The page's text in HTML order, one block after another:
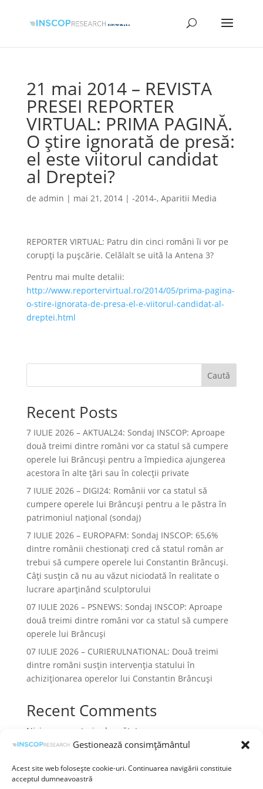
Gestionează consimțământul
Acest site web folosește cookie-uri. Continuarea navigării constituie
acceptul dumneavoastră
21 mai 2014 – REVISTA
PRESEI REPORTER
VIRTUAL: PRIMA PAGINĂ.
O știre ignorată de presă:
el este viitorul candidat
al Dreptei?
de admin | mai 21, 2014| -2014-, Aparitii Media
REPORTER VIRTUAL: Patru din cinci români îi vor pe
corupți la pușcărie. Celălalt se uită la Antena 3?
Pentru mai multe detalii:
http://www.reportervirtual.ro/2014/05/prima-pagina-
o-stire-ignorata-de-presa-el-e-viitorul-candidat-al-
dreptei.html
Caută
Recent Posts
7 IULIE 2026 – AKTUAL24: Sondaj INSCOP: Aproape
două treimi dintre români vor ca statul să cumpere
operele lui Brâncuşi pentru a împiedica ajungerea
acestora în alte ţări sau în colecţii private
7 IULIE 2026 – DIGI24: Românii vor ca statul să
cumpere operele lui Brâncuși pentru a le păstra în
patrimoniul național (sondaj)
7 IULIE 2026 – EUROPAFM: Sondaj INSCOP: 65,6%
dintre românii chestionați cred că statul român ar
trebui să cumpere operele lui Constantin Brâncuși.
Câți susțin că nu au văzut niciodată în realitate o
lucrare aparținând sculptorului
07 IULIE 2026 – PSNEWS: Sondaj INSCOP: Aproape
două treimi dintre români vor ca statul să cumpere
operele lui Brâncuși
07 IULIE 2026 – CURIERULNATIONAL: Două treimi
dintre români susțin intervenția statului în
achiziționarea operelor lui Constantin Brâncuși
Recent Comments
Niciun comentariu de arătat.